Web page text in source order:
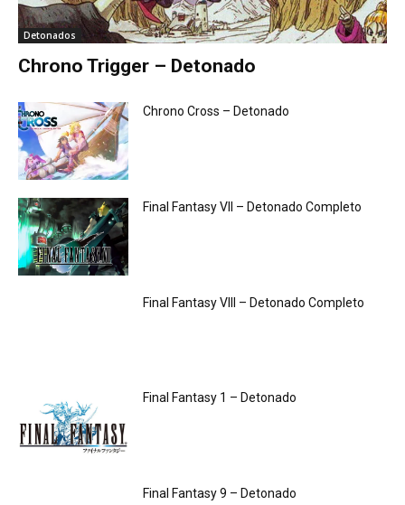
Detonados
Chrono Trigger – Detonado
Chrono Cross – Detonado
Final Fantasy VII – Detonado Completo
Final Fantasy VIII – Detonado Completo
Final Fantasy 1 – Detonado
Final Fantasy 9 – Detonado